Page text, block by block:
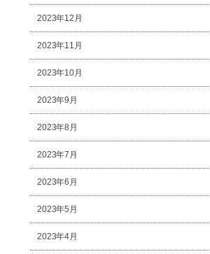
2023年12月
2023年11月
2023年10月
2023年9月
2023年8月
2023年7月
2023年6月
2023年5月
2023年4月